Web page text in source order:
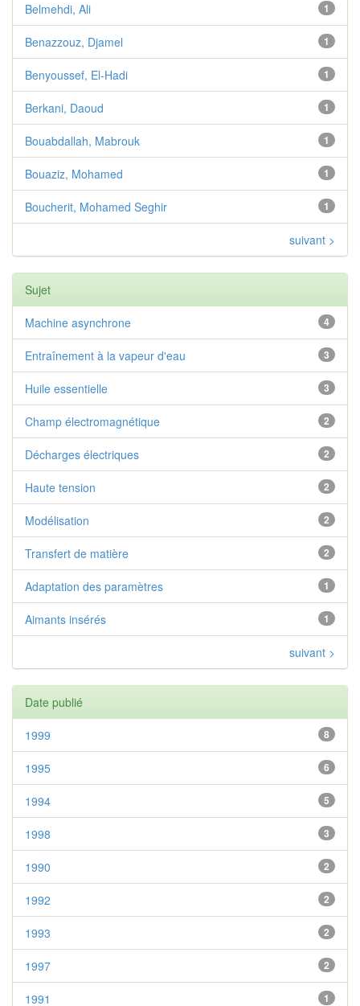
1
Belmehdi, Ali
1
Benazzouz, Djamel
1
Benyoussef, El-Hadi
1
Berkani, Daoud
1
Bouabdallah, Mabrouk
1
Bouaziz, Mohamed
1
Boucherit, Mohamed Seghir
suivant >
Sujet
4
Machine asynchrone
3
Entraînement à la vapeur d'eau
3
Huile essentielle
2
Champ électromagnétique
2
Décharges électriques
2
Haute tension
2
Modélisation
2
Transfert de matière
1
Adaptation des paramètres
1
Aimants insérés
suivant >
Date publié
8
1999
6
1995
5
1994
3
1998
2
1990
2
1992
2
1993
2
1997
1
1991